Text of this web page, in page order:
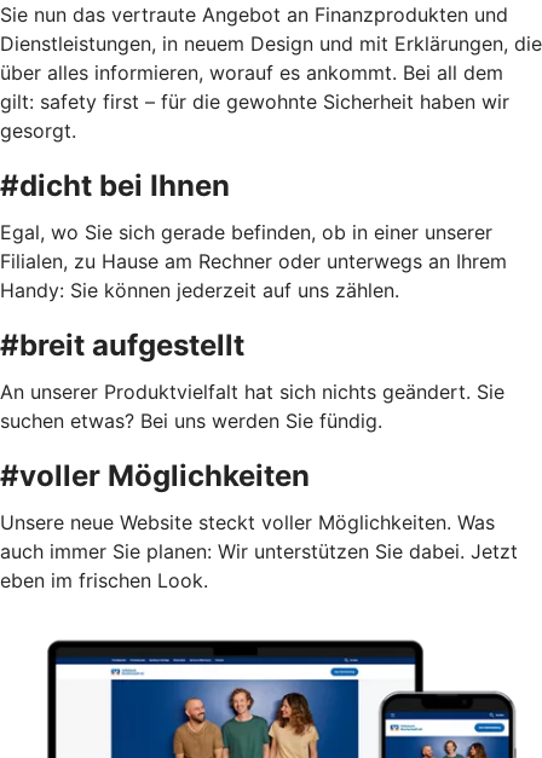
Sie nun das vertraute Angebot an Finanzprodukten und
Dienstleistungen, in neuem Design und mit Erklärungen, die
über alles informieren, worauf es ankommt. Bei all dem
gilt: safety first – für die gewohnte Sicherheit haben wir
gesorgt.
#dicht bei Ihnen
Egal, wo Sie sich gerade befinden, ob in einer unserer
Filialen, zu Hause am Rechner oder unterwegs an Ihrem
Handy: Sie können jederzeit auf uns zählen.
#breit aufgestellt
An unserer Produktvielfalt hat sich nichts geändert. Sie
suchen etwas? Bei uns werden Sie fündig.
#voller Möglichkeiten
Unsere neue Website steckt voller Möglichkeiten. Was
auch immer Sie planen: Wir unterstützen Sie dabei. Jetzt
eben im frischen Look.